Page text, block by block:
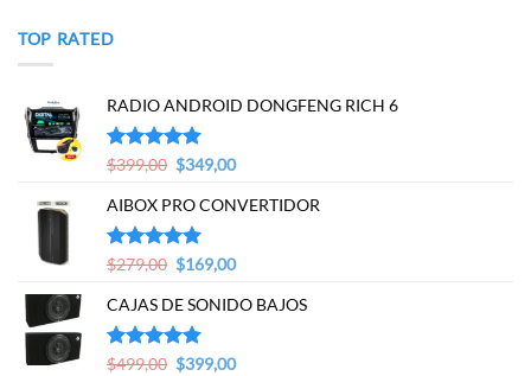
TOP RATED
RADIO ANDROID DONGFENG RICH 6
Valorado en
$399,00 Original
was:
$399,00.
$349,00Current
is:
AIBOX PRO CONVERTIDOR
Valorado en
$279,00 Original
was:
$279,00.
$169,00Current
is:
CAJAS DE SONIDO BAJOS
Valorado en
$499,00 Original
$399,00Current